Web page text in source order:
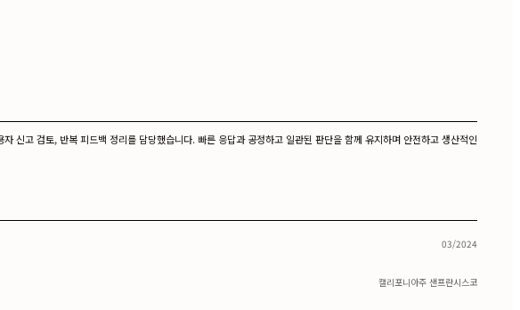
고 검토, 반복 피드백 정리를 담당했습니다. 빠른 응답과 공정하고 일관된 판단을 함께 유지하며 안전하고 생산적인
03/2024
캘리포니아주 샌프란시스코